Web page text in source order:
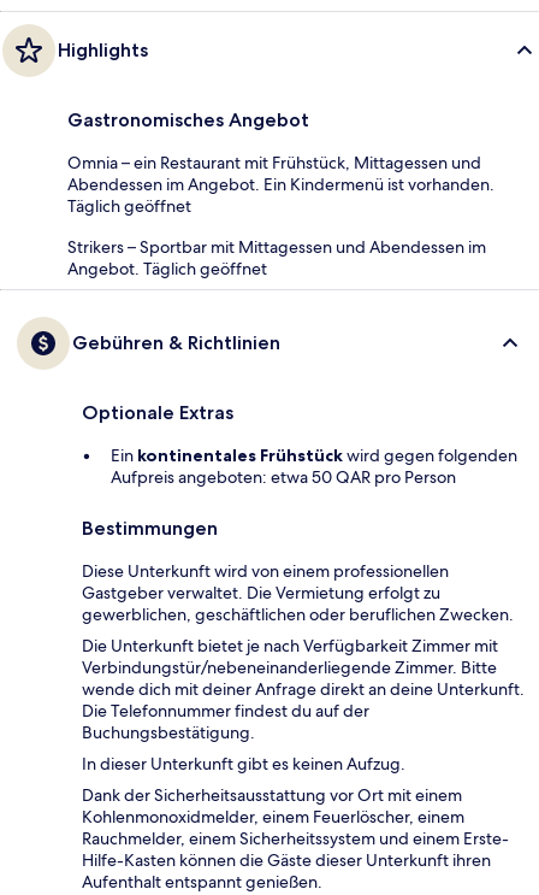
Highlights
Gastronomisches Angebot
Omnia – ein Restaurant mit Frühstück, Mittagessen und
Abendessen im Angebot. Ein Kindermenü ist vorhanden.
Täglich geöffnet
Strikers – Sportbar mit Mittagessen und Abendessen im
Angebot. Täglich geöffnet
Gebühren & Richtlinien
Optionale Extras
Ein kontinentales Frühstückwird gegen folgenden
Aufpreis angeboten: etwa 50 QAR pro Person
Bestimmungen
Diese Unterkunft wird von einem professionellen
Gastgeber verwaltet. Die Vermietung erfolgt zu
gewerblichen, geschäftlichen oder beruflichen Zwecken.
Die Unterkunft bietet je nach Verfügbarkeit Zimmer mit
Verbindungstür/nebeneinanderliegende Zimmer. Bitte
wende dich mit deiner Anfrage direkt an deine Unterkunft.
Die Telefonnummer findest du auf der
Buchungsbestätigung.
In dieser Unterkunft gibt es keinen Aufzug.
Dank der Sicherheitsausstattung vor Ort mit einem
Kohlenmonoxidmelder, einem Feuerlöscher, einem
Rauchmelder, einem Sicherheitssystem und einem Erste-
Hilfe-Kasten können die Gäste dieser Unterkunft ihren
Aufenthalt entspannt genießen.